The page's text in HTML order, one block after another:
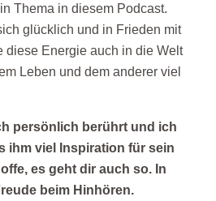
Thema in diesem Podcast.
glücklich und in Frieden mit
diese Energie auch in die Welt
Leben und dem anderer viel
persönlich berührt und ich
ihm viel Inspiration für sein
es geht dir auch so. In
beim Hinhören.